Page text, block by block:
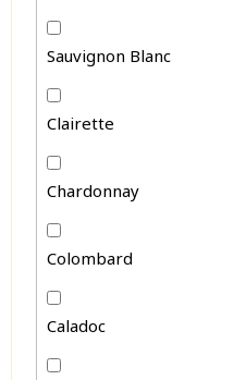
Sauvignon Blanc
Clairette
Chardonnay
Colombard
Caladoc